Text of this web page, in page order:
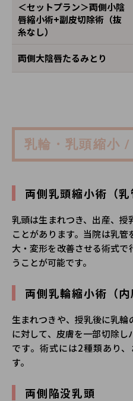
＜セットプラン＞両側小陰
唇縮小術+副皮切除術（抜
糸なし）
両側大陰唇たるみとり
乳輪・乳頭縮小 /
両側乳頭縮小術（乳
乳頭は生まれつき、出産、授
ことがあります。当院は乳
大・変形を改善させる術式
うことが可能です。
両側乳輪縮小術（内
生まれつきや、授乳後に乳
に対して、皮膚を一部切除
です。術式には2種類あり
す。
両側陥没乳頭